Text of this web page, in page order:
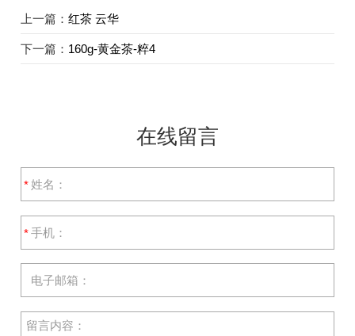
上一篇： 红茶 云华
下一篇： 160g-黄金茶-粹4
在线留言
*
*